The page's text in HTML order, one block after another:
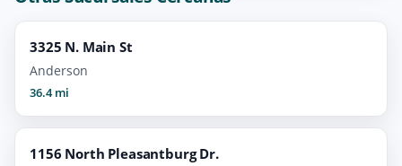
3325 N. Main St
Anderson
36.4 mi
1156 North Pleasantburg Dr.